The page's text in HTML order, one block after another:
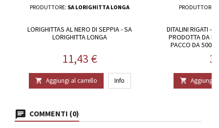
PRODUTTORE: SA LORIGHITTA LONGA
LORIGHITTAS AL NERO DI SEPPIA - SA
LORIGHITTA LONGA
Prezzo
11,43 €
 Aggiungi al carrello Info
PRODUTTORE:
DITALINI RIGATI -
PRODOTTA DA
PACCO DA 500
 Aggiungi
COMMENTI (0)